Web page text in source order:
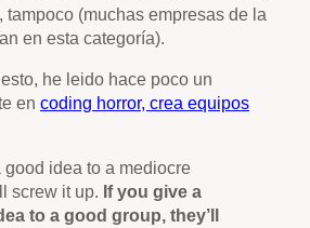
tampoco (muchas empresas de la
en esta categoría).
he leido hace poco un
en coding horror, crea equipos
good idea to a mediocre
screw it up. If you give a
to a good group, they’ll